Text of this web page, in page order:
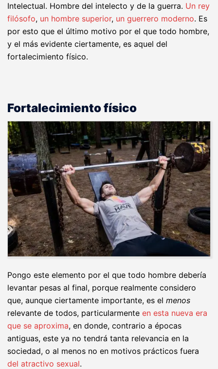
Intelectual. Hombre del intelecto y de la guerra. Un rey
filósofo, un hombre superior, un guerrero moderno. Es
por esto que el último motivo por el que todo hombre,
y el más evidente ciertamente, es aquel del
fortalecimiento físico.
Fortalecimiento físico
Pongo este elemento por el que todo hombre debería
levantar pesas al final, porque realmente considero
que, aunque ciertamente importante, es el menos
relevante de todos, particularmente en esta nueva era
que se aproxima, en donde, contrario a épocas
antiguas, este ya no tendrá tanta relevancia en la
sociedad, o al menos no en motivos prácticos fuera
del atractivo sexual.